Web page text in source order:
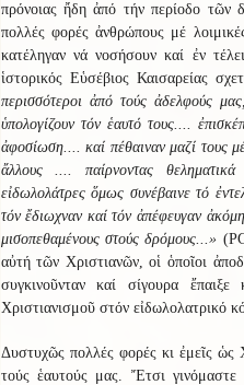
πρόνοιας ἤδη ἀπό τήν περίοδο τῶν
πολλές φορές ἀνθρώπους μέ
κατέληγαν νά νοσήσουν καί ἐν
ἱστορικός Εὑσέβιος Καισαρείας
περισσότεροι ἀπό τούς ἀδελφούς
ὑπολογίζουν τόν ἑαυτό τους....
ἀφοσίωση.... καί πέθαιναν μαζί τους
ἄλλους .... παίρνοντας
εἰδωλολάτρες ὅμως συνέβαινε τό
τόν ἔδιωχναν καί τόν ἀπέφευγαν
μισοπεθαμένους στούς δρόμους...» (
αὐτή τῶν Χριστιανῶν, οἱ ὁποῖοι
συγκινοῦνταν καί σίγουρα
Χριστιανισμοῦ στόν εἰδωλολατρικό
Δυστυχῶς πολλές φορές κι ἐμεῖς ὡς
τούς ἑαυτούς μας. Ἔτσι